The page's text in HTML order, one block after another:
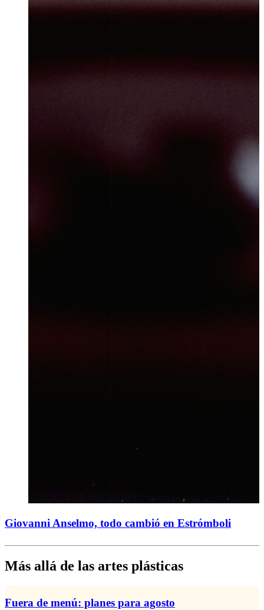
Giovanni Anselmo, todo cambió en Estrómboli
Más allá de las artes plásticas
Fuera de menú: planes para agosto